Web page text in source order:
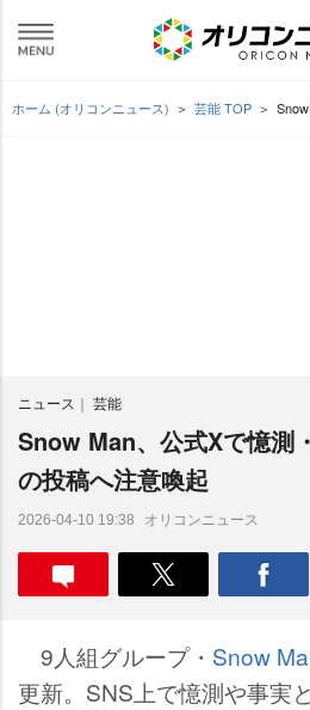
ホーム (オリコンニュース) 芸能 TOP
ニュース 芸能
Snow Man、公式Xで憶測
の投稿へ注意喚起
2026-04-10 19:38 オリコンニュース
9人組グループ・ Snow
更新。SNS上で憶測や事実